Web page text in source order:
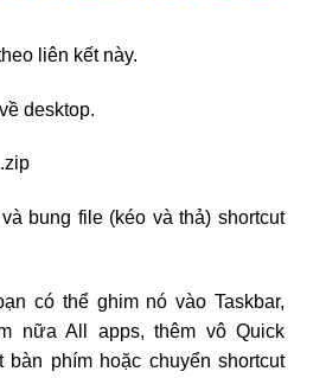
liên kết này.
desktop.
bung file (kéo và thả) shortcut
có thể ghim nó vào Taskbar,
nữa All apps, thêm vô Quick
bàn phím hoặc chuyển shortcut